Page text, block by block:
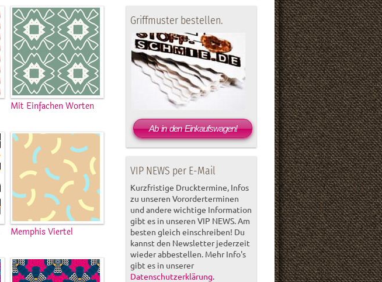
Mit Einfachen Worten
Memphis Viertel
Griffmuster bestellen.
Ab in den Einkaufswagen!
VIP NEWS per E-Mail
Kurzfristige Drucktermine, Infos
zu unseren Vororderterminen
und andere wichtige Information
gibt es in unseren VIP NEWS. Am
besten gleich einschreiben! Du
kannst den Newsletter jederzeit
wieder abbestellen. Mehr Info's
gibt es in unserer
Datenschutzerklärung.